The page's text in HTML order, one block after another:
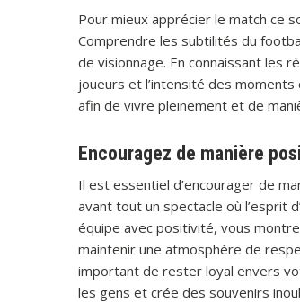
Pour mieux apprécier le match ce
Comprendre les subtilités du
de visionnage. En connaissant les
joueurs et l’intensité des
afin de vivre pleinement et de
Encouragez de manière
Il est essentiel d’encourager de
avant tout un spectacle où l’esprit
équipe avec positivité, vous
maintenir une atmosphère de
important de rester loyal envers
les gens et crée des souvenirs